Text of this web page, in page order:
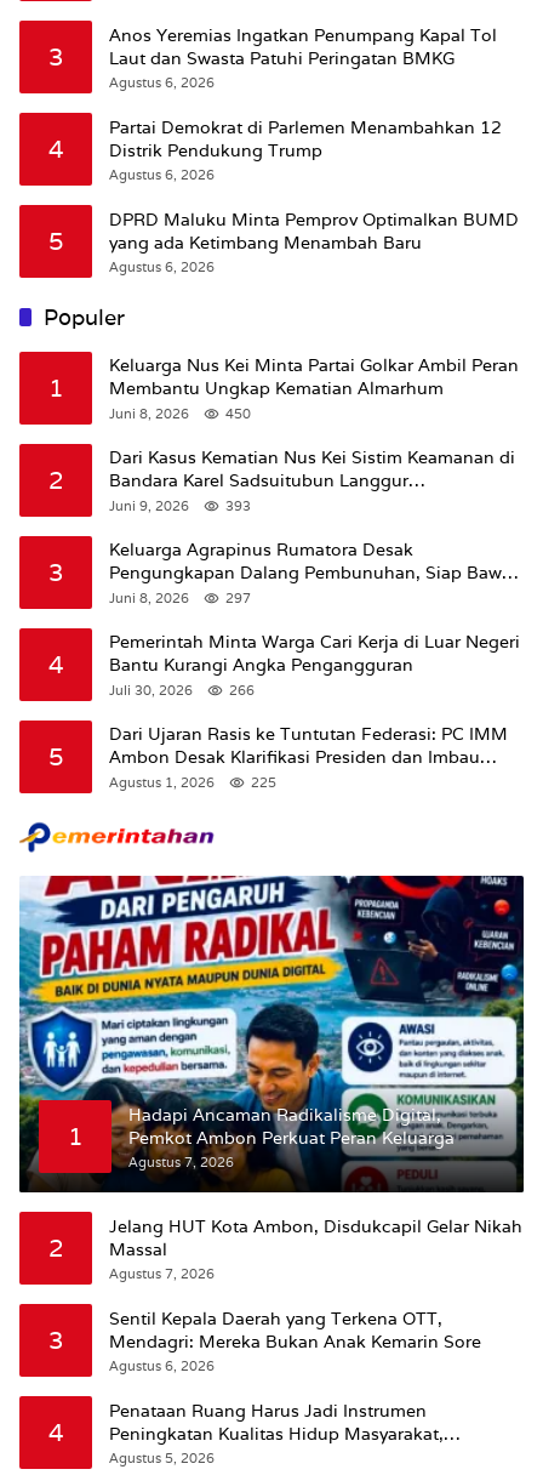
3
Anos Yeremias Ingatkan Penumpang Kapal Tol
Laut dan Swasta Patuhi Peringatan BMKG
Agustus 6, 2026
4
Partai Demokrat di Parlemen Menambahkan 12
Distrik Pendukung Trump
Agustus 6, 2026
5
DPRD Maluku Minta Pemprov Optimalkan BUMD
yang ada Ketimbang Menambah Baru
Agustus 6, 2026
Populer
1
Keluarga Nus Kei Minta Partai Golkar Ambil Peran
Membantu Ungkap Kematian Almarhum
Juni 8, 2026 450
2
Dari Kasus Kematian Nus Kei Sistim Keamanan di
Bandara Karel Sadsuitubun Langgur
Dipertanyakan
Juni 9, 2026 393
3
Keluarga Agrapinus Rumatora Desak
Pengungkapan Dalang Pembunuhan, Siap Bawa
Kasus ke Komisi III DPR RI
Juni 8, 2026 297
4
Pemerintah Minta Warga Cari Kerja di Luar Negeri
Bantu Kurangi Angka Pengangguran
Juli 30, 2026 266
5
Dari Ujaran Rasis ke Tuntutan Federasi: PC IMM
Ambon Desak Klarifikasi Presiden dan Imbau
Tunda Pengibaran Bendera Merah Putih Di
Agustus 1, 2026 225
1
Hadapi Ancaman Radikalisme Digital,
Pemkot Ambon Perkuat Peran Keluarga
Agustus 7, 2026
2
Jelang HUT Kota Ambon, Disdukcapil Gelar Nikah
Massal
Agustus 7, 2026
3
Sentil Kepala Daerah yang Terkena OTT,
Mendagri: Mereka Bukan Anak Kemarin Sore
Agustus 6, 2026
4
Penataan Ruang Harus Jadi Instrumen
Peningkatan Kualitas Hidup Masyarakat,
Wattimena: Revisi RT-RW Ditetapkan Pemkot
Agustus 5, 2026